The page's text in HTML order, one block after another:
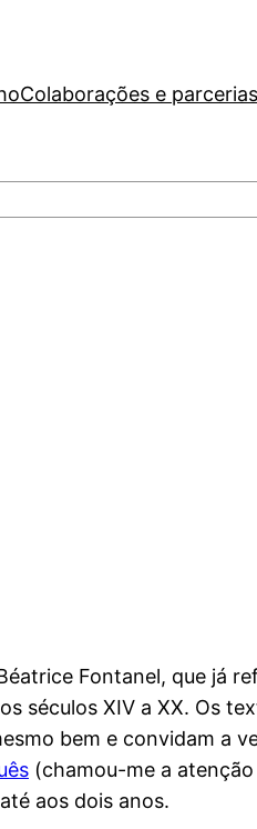
Colaborações e parcerias
Fontanel, que já
séculos XIV a XX. Os
bem e convidam a
(chamou-me a
aos dois anos.